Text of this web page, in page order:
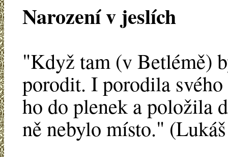
Narození v jeslích
"Když tam (v Betlémě)
porodit. I porodila
ho do plenek a položila
ně nebylo místo."